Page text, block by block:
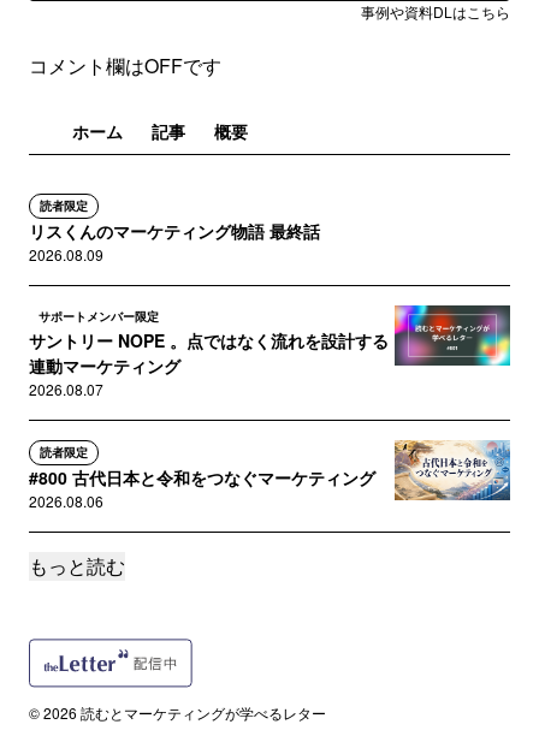
事例や資料DLはこちら
コメント欄はOFFです
ホーム 記事 概要
読者限定
リスくんのマーケティング物語 最終話
2026.08.09
サポートメンバー限定
サントリー NOPE 。点ではなく流れを設計する
連動マーケティング
2026.08.07
読者限定
#800 古代日本と令和をつなぐマーケティング
2026.08.06
サポートメンバー限定
2026.08.05
Apple ティム･クックの功績に見る ｢貞観政要｣
もっと読む
© 2026 読むとマーケティングが学べるレター